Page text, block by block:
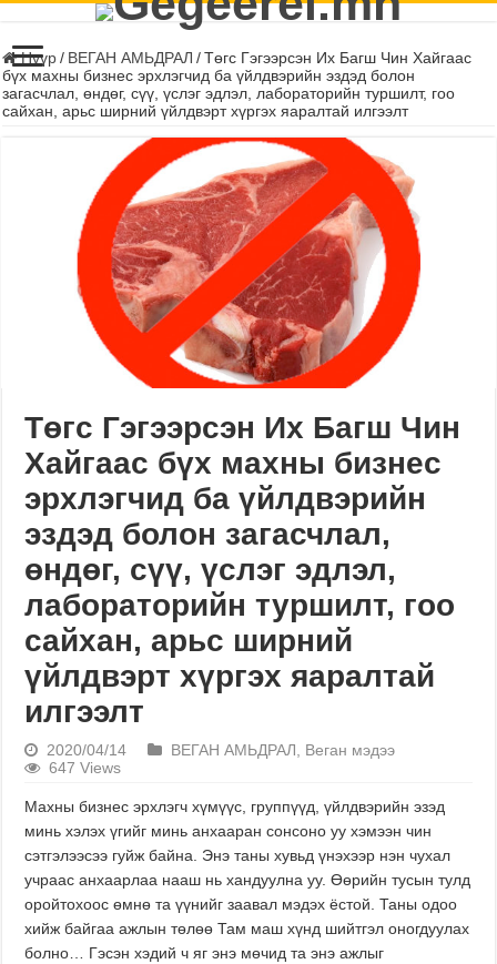
Нүүр / ВЕГАН АМЬДРАЛ / Төгс Гэгээрсэн Их Багш Чин Хайгаас
бүх махны бизнес эрхлэгчид ба үйлдвэрийн эздэд болон
загасчлал, өндөг, сүү, үслэг эдлэл, лабораторийн туршилт, гоо
сайхан, арьс ширний үйлдвэрт хүргэх яаралтай илгээлт
Төгс Гэгээрсэн Их Багш Чин
Хайгаас бүх махны бизнес
эрхлэгчид ба үйлдвэрийн
эздэд болон загасчлал,
өндөг, сүү, үслэг эдлэл,
лабораторийн туршилт, гоо
сайхан, арьс ширний
үйлдвэрт хүргэх яаралтай
илгээлт
2020/04/14 ВЕГАН АМЬДРАЛ
Веган мэдээ
647 Views
Махны бизнес эрхлэгч хүмүүс, группүүд, үйлдвэрийн эзэд
минь хэлэх үгийг минь анхааран сонсоно уу хэмээн чин
сэтгэлээсээ гуйж байна. Энэ таны хувьд үнэхээр нэн чухал
учраас анхаарлаа нааш нь хандуулна уу. Өөрийн тусын тулд
оройтохоос өмнө та үүнийг заавал мэдэх ёстой. Таны одоо
хийж байгаа ажлын төлөө Там маш хүнд шийтгэл оногдуулах
болно… Гэсэн хэдий ч яг энэ мөчид та энэ ажлыг